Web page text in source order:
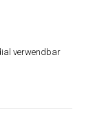
verwendbar